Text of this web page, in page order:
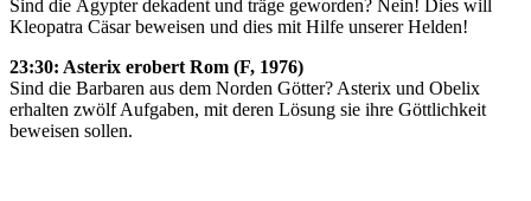
Sind die Ägypter dekadent und träge geworden? Nein! Dies will
Kleopatra Cäsar beweisen und dies mit Hilfe unserer Helden!
23:30: Asterix erobert Rom (F, 1976)
Sind die Barbaren aus dem Norden Götter? Asterix und Obelix
erhalten zwölf Aufgaben, mit deren Lösung sie ihre Göttlichkeit
beweisen sollen.